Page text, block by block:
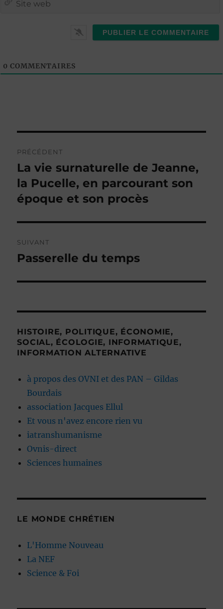
0 COMMENTAIRES
de
l’article
PRÉCÉDENT
Publication
précédente :
La vie surnaturelle de Jeanne,
la Pucelle, en parcourant son
époque et son procès
SUIVANT
Publication
Passerelle du temps
HISTOIRE, POLITIQUE, ÉCONOMIE,
SOCIAL, ÉCOLOGIE, INFORMATIQUE,
INFORMATION ALTERNATIVE
à propos des OVNI et des PAN – Gildas
Bourdais
association Jacques Ellul
Et vous n'avez encore rien vu
iatranshumanisme
Ovnis-direct
Sciences humaines
LE MONDE CHRÉTIEN
L'Homme Nouveau
La NEF
Science & Foi